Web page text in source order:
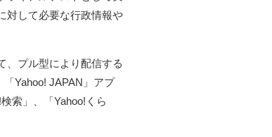
対して必要な行政情報や
、プル型により配信する
Yahoo! JAPAN」アプ
索」、「Yahoo!くら